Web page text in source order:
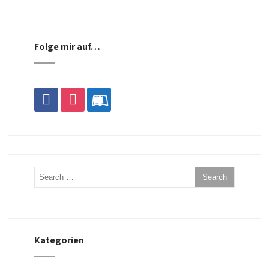
Folge mir auf…
facebookinstagramleanpub
Kategorien